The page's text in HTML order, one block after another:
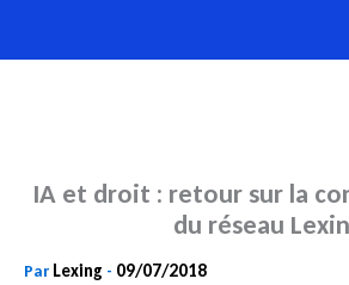
au
IA et droit : retour sur la
du réseau
Par Lexing - 09/07/2018